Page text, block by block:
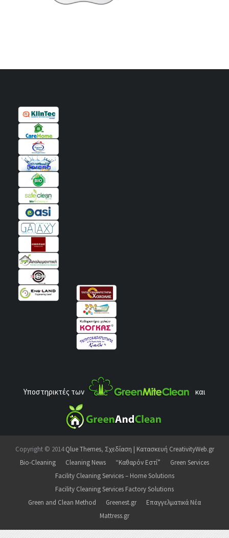
Υποστηρικτές των και
Copyright © 2014Qlue Themes, Σχεδίαση | Κατασκευή CreativityWeb.gr
Bio-Cleaning
Cleaning News “Καθαρόν Εστί”
Green Services
Facility Cleaning Services – Home Solutions
Facility Cleaning Services Factory Solutions
Green and Clean Method
Greenest.gr
Επαγγελματικά Νέα
Mattress.gr